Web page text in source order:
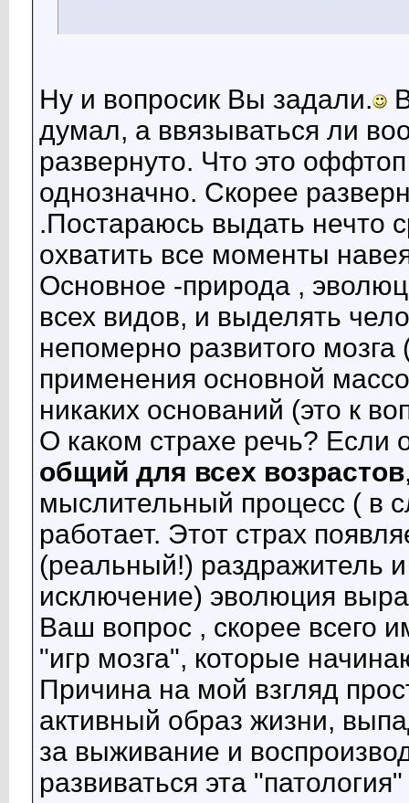
Ну и вопросик Вы задали.
думал, а ввязываться ли
развернуто. Что это
однозначно. Скорее
.Постараюсь выдать нечто
охватить все моменты
Основное -природа ,
всех видов, и выделять
непомерно развитого
применения основной
никаких оснований (это к
О каком страхе речь? Если
общий для всех возрастов
мыслительный процесс ( в
работает. Этот страх
(реальный!) раздражитель
исключение) эволюция
Ваш вопрос , скорее всего
"игр мозга", которые
Причина на мой взгляд
активный образ жизни,
за выживание и
развиваться эта